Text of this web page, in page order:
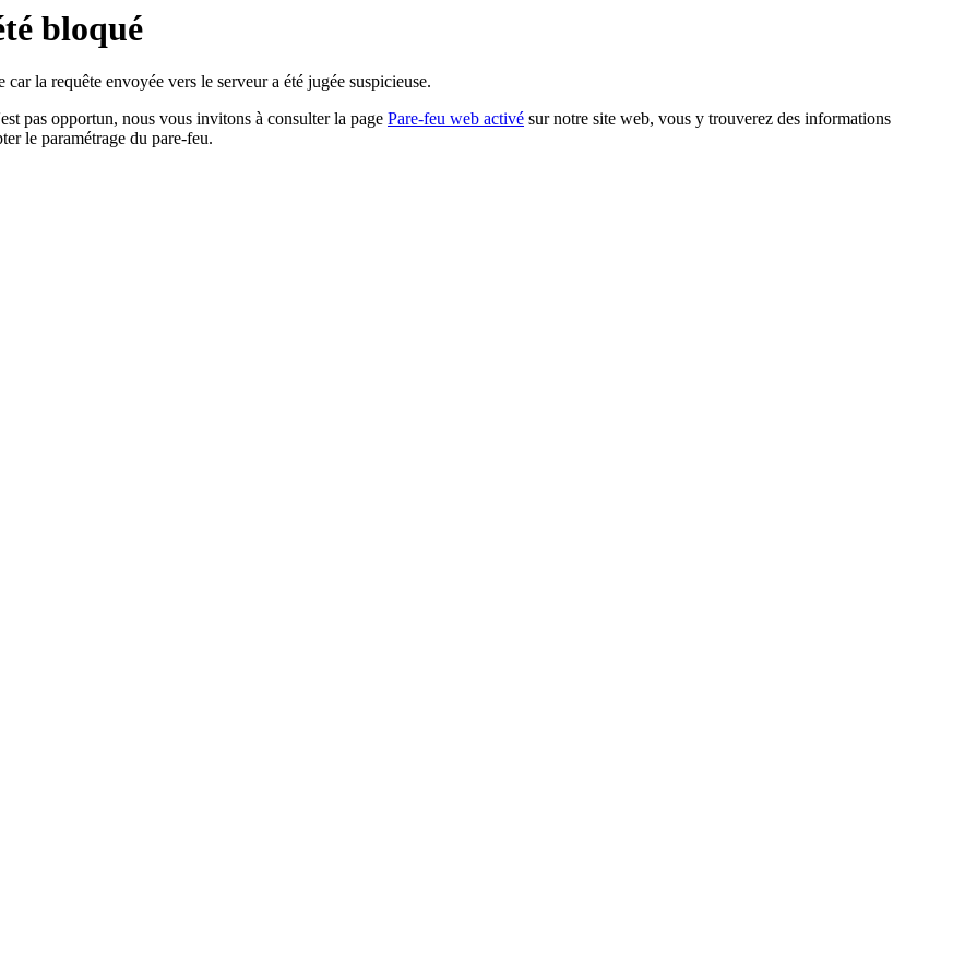
bloqué
la requête envoyée vers le serveur a été jugée suspicieuse.
pas opportun, nous vous invitons à consulter la page Pare-feu web activé sur notre site web, vous y trouverez des informations
le paramétrage du pare-feu.